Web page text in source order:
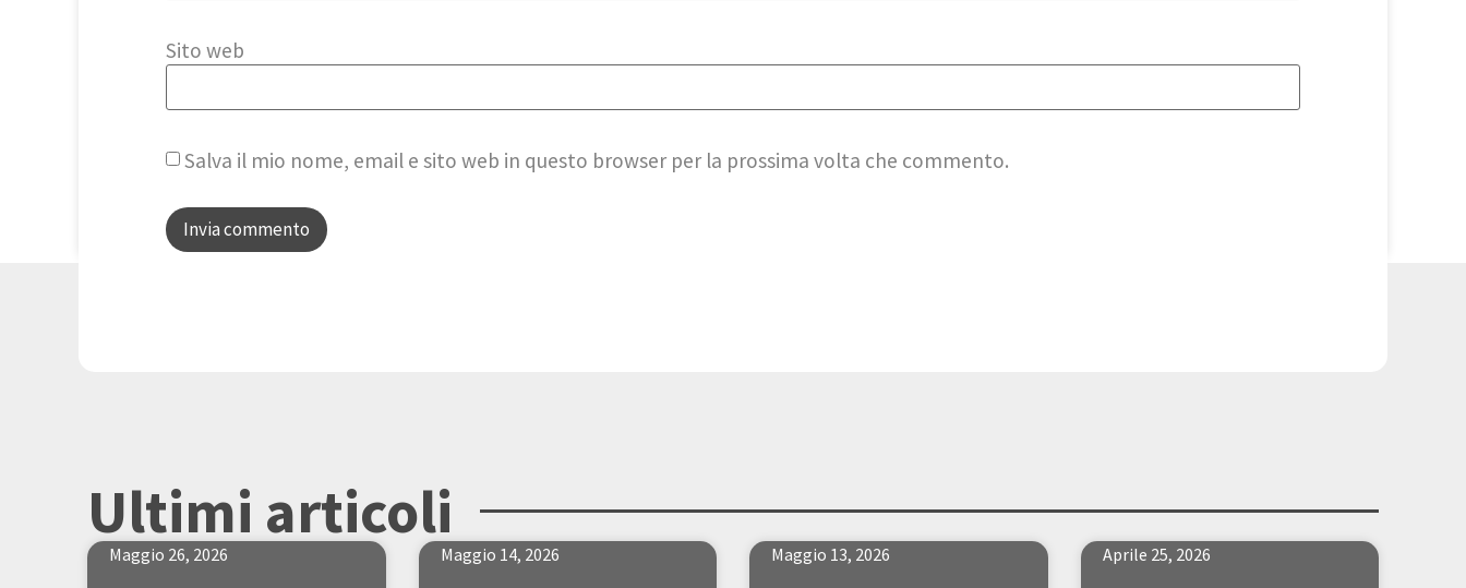
Sito web
Salva il mio nome, email e sito web in questo browser per la prossima volta che commento.
Ultimi articoli
Maggio 26, 2026 Maggio 14, 2026 Maggio 13, 2026 Aprile 25, 2026